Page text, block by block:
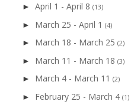
► April 1 - April 8 (13)
► March 25 - April 1 (4)
► March 18 - March 25 (2)
► March 11 - March 18 (3)
► March 4 - March 11 (2)
► February 25 - March 4 (1)